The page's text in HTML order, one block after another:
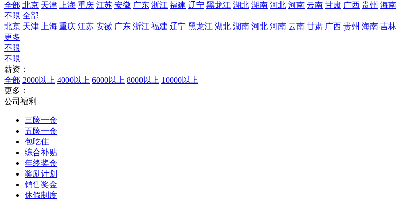
全部 北京 天津 上海 重庆 江苏 安徽 广东 浙江 福建 辽宁 黑龙江 湖北 湖南 河北 河南 云南 甘肃 广西 贵州 海南
不限 全部
北京 天津 上海 重庆 江苏 安徽 广东 浙江 福建 辽宁 黑龙江 湖北 湖南 河北 河南 云南 甘肃 广西 贵州 海南 吉林
更多
不限
不限
薪资：
全部 2000以上 4000以上 6000以上 8000以上 10000以上
更多：
公司福利
三险一金
五险一金
包吃住
综合补贴
年终奖金
奖励计划
销售奖金
休假制度